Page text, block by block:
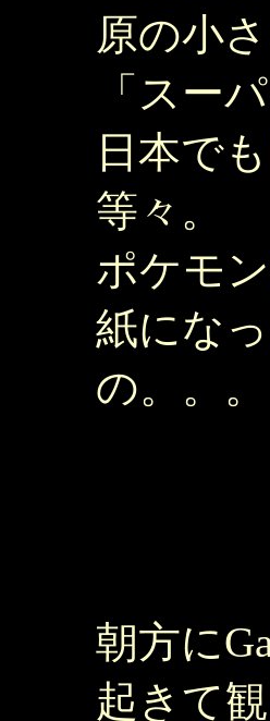
原の小
「スー
日本で
等々。
ポケモ
紙にな
の。。。
朝方に
起きて